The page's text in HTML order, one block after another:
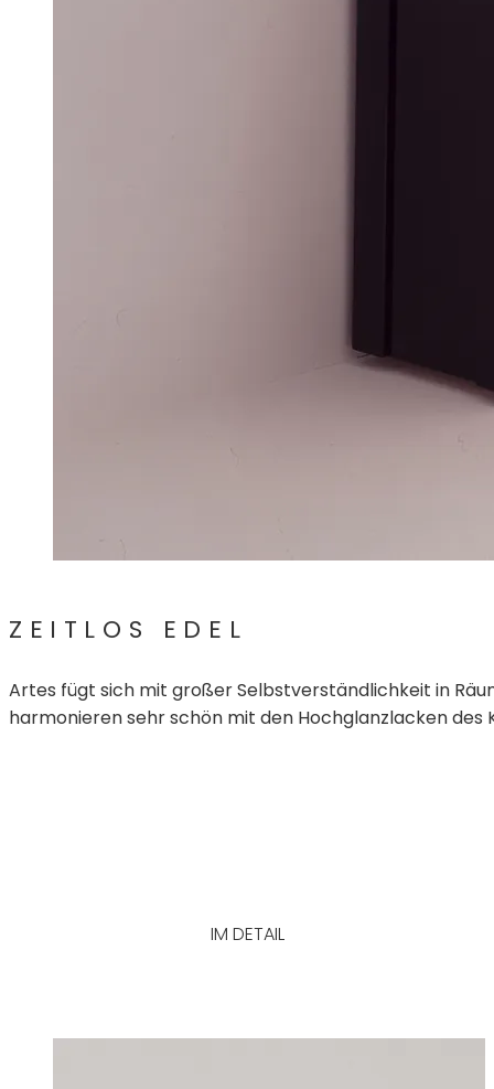
ZEITLOS EDEL
Artes fügt sich mit großer Selbstverständlichkeit in
harmonieren sehr schön mit den Hochglanzlacken des
IM DETAIL